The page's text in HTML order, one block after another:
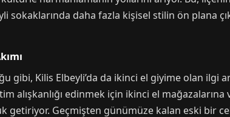
sokaklarında daha fazla kişisel stilin ön plana
gibi, Kilis Elbeyli’da da ikinci el giyime olan ilgi
alışkanlığı edinmek için ikinci el
getiriyor. Geçmişten günümüze kalan eski bir